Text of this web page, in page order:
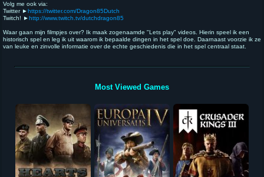
Volg me ook via:
Twitter ► https://twitter.com/Dragon85Dutch
Twitch! ► http://www.twitch.tv/dutchdragon85
Waar gaan mijn filmpjes over? Ik maak zogenaamde "Lets play" videos. Hierin speel ik een
historisch spel en leg ik uit waarom ik bepaalde dingen in het spel doe. Daarnaast voorzie ik ze
van leuke en zinvolle informatie over de echte geschiedenis die in het spel centraal staat.
Most Viewed Games